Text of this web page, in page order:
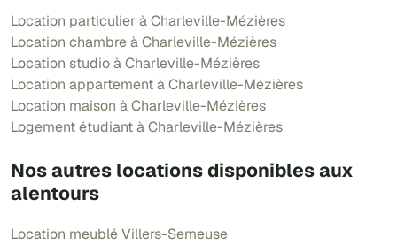
Location particulier à Charleville-Mézières
Location chambre à Charleville-Mézières
Location studio à Charleville-Mézières
Location appartement à Charleville-Mézières
Location maison à Charleville-Mézières
Logement étudiant à Charleville-Mézières
Nos autres locations disponibles aux
alentours
Location meublé Villers-Semeuse